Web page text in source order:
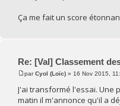
Ça me fait un score
Re: [Val] Classement
parCyol (Loïc) » 16 Nov 2015,
J'ai transformé l'essai. Une
matin il m'annonce qu'il a